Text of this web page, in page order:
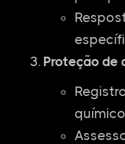
Proteção de